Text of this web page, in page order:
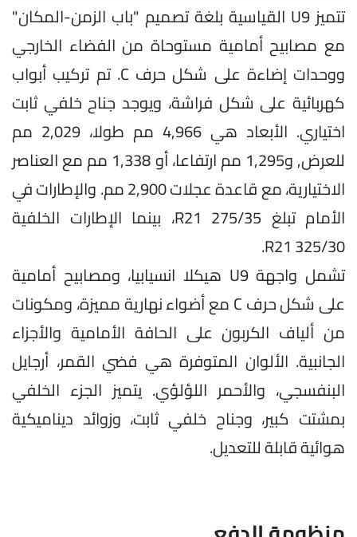
تتميز U9 القياسية بلغة تصميم "باب الزمن-المكان"
مع مصابيح أمامية مستوحاة من الفضاء الخارجي
ووحدات إضاءة على شكل حرف C. تم تركيب أبواب
كهربائية على شكل فراشة، ويوجد جناح خلفي ثابت
اختياري. الأبعاد هي 4,966 مم طولا، 2,029 مم
للعرض, و1,295 مم ارتفاعا، أو 1,338 مم مع العناصر
الاختيارية، مع قاعدة عجلات 2,900 مم. والإطارات في
الأمام تبلغ 275/35 R21، بينما الإطارات الخلفية
325/30 R21.
تشمل واجهة U9 هيكلا انسيابيا، ومصابيح أمامية
على شكل حرف C مع أضواء نهارية مميزة، ومكونات
من ألياف الكربون على الحافة الأمامية والأجزاء
الجانبية. الألوان المتوفرة هي فضي القمر، أرجايل
البنفسجي، والأحمر اللؤلؤي. يتميز الجزء الخلفي
بمشتت كبير، وجناح خلفي ثابت، وزوائد ديناميكية
هوائية قابلة للتعديل.